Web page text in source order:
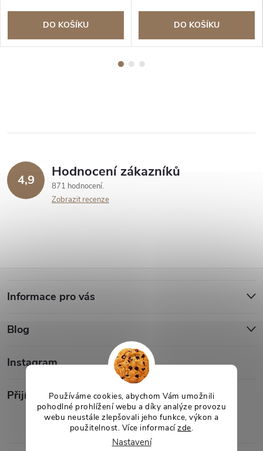
Používáme cookies, abychom Vám umožnili
pohodlné prohlížení webu a díky analýze provozu
webu neustále zlepšovali jeho funkce, výkon a
použitelnost. Více informacízde.
Nastavení
DO KOŠÍKU DO KOŠÍKU
4,9 Hodnocení zákazníků
871 hodnocení
Zobrazit recenze
á
p
a
Informace pro vás
Blog
Instagram
Přijímáme online platby